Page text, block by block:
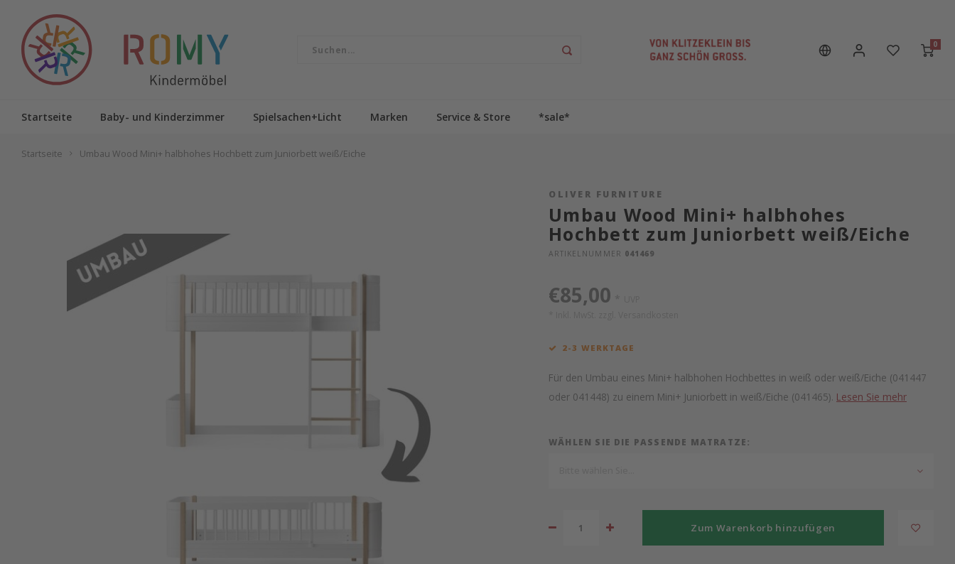
0
Startseite Baby- und Kinderzimmer Spielsachen+Licht Marken Service & Store *sale*
Startseite Umbau Wood Mini+ halbhohes Hochbett zum Juniorbett weiß/Eiche
OLIVER FURNITURE
Umbau Wood Mini+ halbhohes
Hochbett zum Juniorbett weiß/Eiche
ARTIKELNUMMER 041469
€85,00
2-3 WERKTAGE
Für den Umbau eines Mini+ halbhohen Hochbettes in weiß oder weiß/Eiche (041447
oder 041448) zu einem Mini+ Juniorbett in weiß/Eiche (041465). Lesen Sie mehr
WÄHLEN SIE DIE PASSENDE MATRATZE:
Zum Warenkorb hinzufügen